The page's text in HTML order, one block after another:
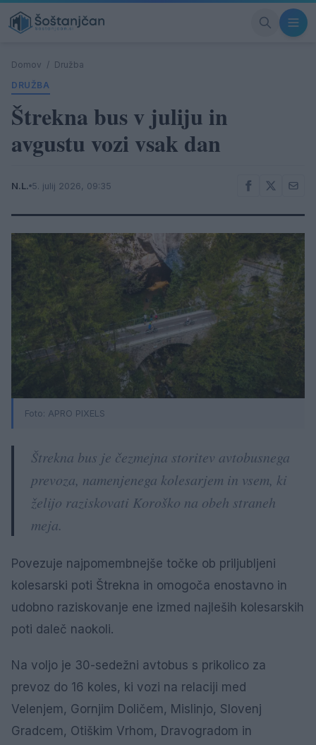
Domov / Družba
DRUŽBA
Štrekna bus v juliju in
avgustu vozi vsak dan
N.L. 5. julij 2026, 09:35
Foto: APRO PIXELS
Štrekna bus je čezmejna storitev avtobusnega
prevoza, namenjenega kolesarjem in vsem, ki
želijo raziskovati Koroško na obeh straneh
meja.
Povezuje najpomembnejše točke ob priljubljeni
kolesarski poti Štrekna in omogoča enostavno in
udobno raziskovanje ene izmed najleših kolesarskih
poti daleč naokoli.
Na voljo je 30-sedežni avtobus s prikolico za
prevoz do 16 koles, ki vozi na relaciji med
Velenjem, Gornjim Doličem, Mislinjo, Slovenj
Gradcem, Otiškim Vrhom, Dravogradom in